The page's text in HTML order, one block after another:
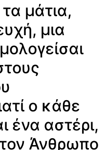
μάτια,
μια
ο κάθε
ένα αστέρι,
Άνθρωπο